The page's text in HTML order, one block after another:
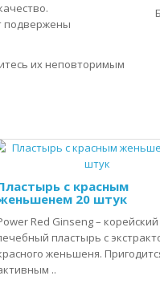
подвержены
их неповторимым
с красным
20 штук
Red Ginseng – корейский
пластырь с
женьшеня.
..